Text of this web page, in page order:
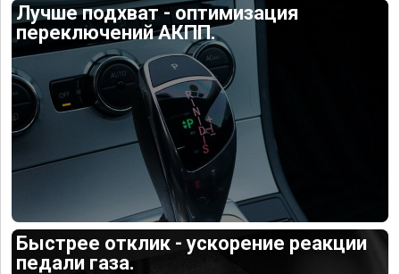
Лучше подхват - оптимизация
переключений АКПП.
Быстрее отклик - ускорение реакции
педали газа.